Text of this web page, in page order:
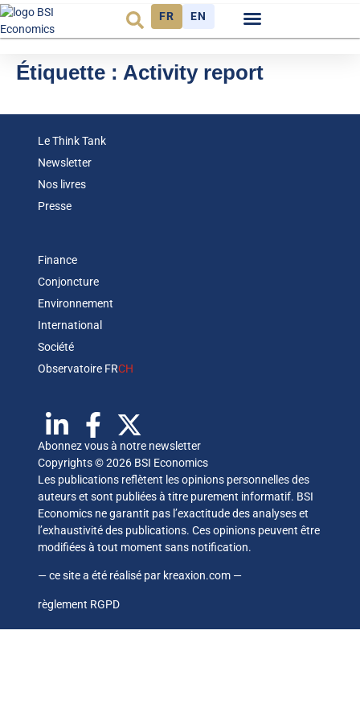
FR EN
Étiquette : Activity report
Le Think Tank
Newsletter
Nos livres
Presse
Finance
Conjoncture
Environnement
International
Société
Observatoire FRCH
Abonnez vous à notre newsletter
Copyrights © 2026 BSI Economics
Les publications reflètent les opinions personnelles des
auteurs et sont publiées à titre purement informatif. BSI
Economics ne garantit pas l’exactitude des analyses et
l’exhaustivité des publications. Ces opinions peuvent être
modifiées à tout moment sans notification.
— ce site a été réalisé par kreaxion.com —
règlement RGPD